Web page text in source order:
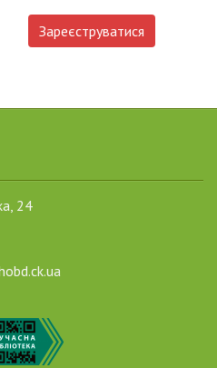
Зареєструватися
24